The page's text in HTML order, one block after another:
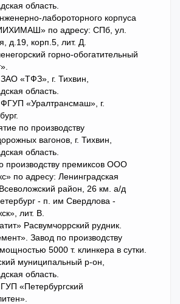
область.
лабороторного корпуса
по адресу: СПб, ул.
д.19, корп.5, лит. Д.
горно-обогатительный
«ТФЗ», г. Тихвин,
область.
«Уралтрансмаш», г.
по производству
вагонов, г. Тихвин,
область.
производству премиксов ООО
по адресу: Ленинградская
район, 26 км. а/д
- п. им Свердлова -
лит. В.
Расвумчоррский рудник.
Завод по производству
5000 т. клинкера в сутки.
муниципальный р-он,
область.
«Петербургский